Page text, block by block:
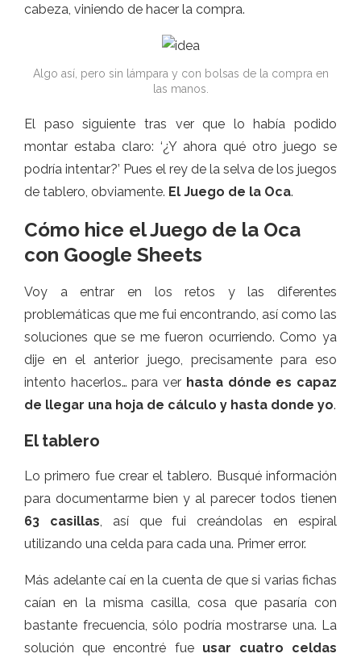
cabeza, viniendo de hacer la compra.
Algo así, pero sin lámpara y con bolsas de la compra en
las manos.
El paso siguiente tras ver que lo había podido
montar estaba claro: ‘¿Y ahora qué otro juego se
podría intentar?’ Pues el rey de la selva de los juegos
de tablero, obviamente. El Juego de la Oca.
Cómo hice el Juego de la Oca
con Google Sheets
Voy a entrar en los retos y las diferentes
problemáticas que me fui encontrando, así como las
soluciones que se me fueron ocurriendo. Como ya
dije en el anterior juego, precisamente para eso
intento hacerlos… para ver hasta dónde es capaz
de llegar una hoja de cálculo y hasta donde yo.
El tablero
Lo primero fue crear el tablero. Busqué información
para documentarme bien y al parecer todos tienen
63 casillas, así que fui creándolas en espiral
utilizando una celda para cada una. Primer error.
Más adelante caí en la cuenta de que si varias fichas
caían en la misma casilla, cosa que pasaría con
bastante frecuencia, sólo podría mostrarse una. La
solución que encontré fue usar cuatro celdas